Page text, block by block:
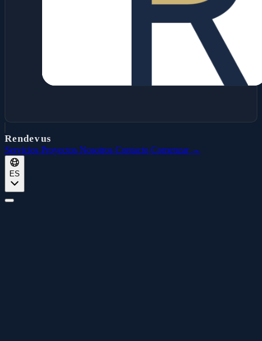
Rendevus
Servicios Proyectos Nosotros Contacto Comenzar →
ES